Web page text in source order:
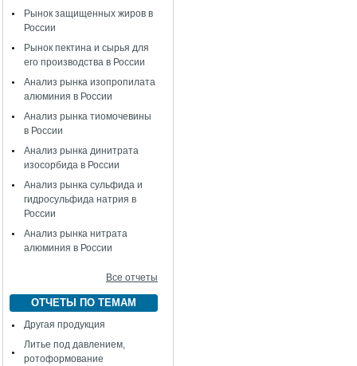
Рынок защищенных жиров в
России
Рынок пектина и сырья для
его производства в России
Анализ рынка изопропилата
алюминия в России
Анализ рынка тиомочевины
в России
Анализ рынка динитрата
изосорбида в России
Анализ рынка сульфида и
гидросульфида натрия в
России
Анализ рынка нитрата
алюминия в России
Все отчеты
ОТЧЕТЫ ПО ТЕМАМ
Другая продукция
Литье под давлением,
ротоформование